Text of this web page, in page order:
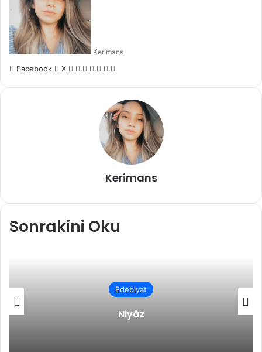
Kerimans
Facebook X LinkedIn
Tumblr
Pinterest
Reddit
VKontakte
E-
paylaş
Kerimans
Sonrakini Oku
Edebiyat
Niyâz